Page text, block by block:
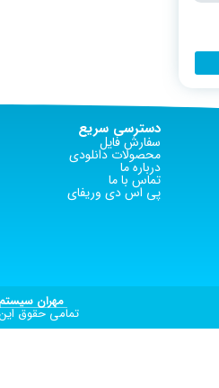
دسترسی سریع
سفارش فایل
محصولات دانلودی
درباره ما
تماس با ما
پی اس دی وریفای
مهران
تمامی حقوق